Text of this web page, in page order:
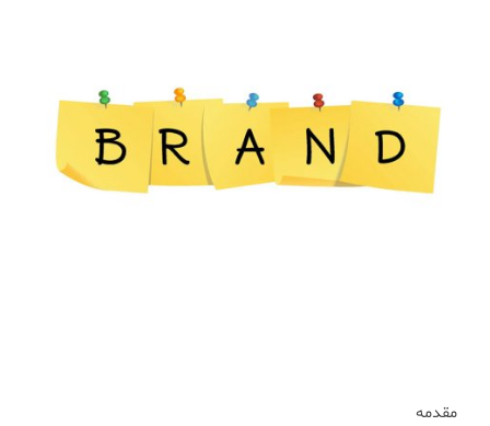
مقدمه